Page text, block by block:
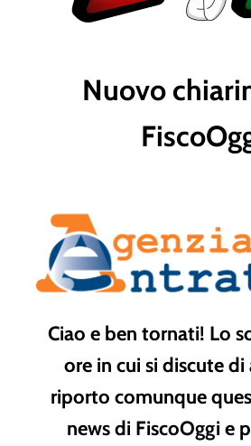
Nuovo
Ciao e ben tornati! Lo
ore in cui si discute
riporto comunque
news di FiscoOggi e